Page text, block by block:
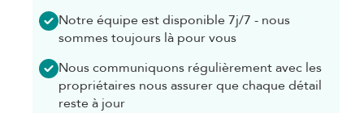
Notre équipe est disponible 7j/7 - nous
sommes toujours là pour vous
Nous communiquons régulièrement avec les
propriétaires nous assurer que chaque détail
reste à jour